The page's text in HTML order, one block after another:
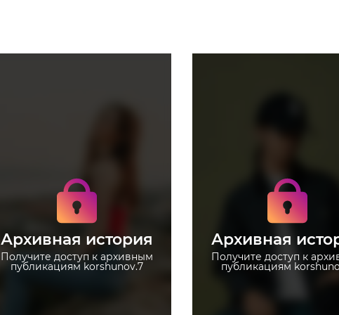
Архивная история
Получите доступ к архивным
публикациям korshunov.7
архивным историям
korshunov.7
Не отвлекайтесь на
рекламу
Загружайте истории без
ограничений
Архивная
Получите доступ к
публикациям
архивным историям
korshunov.7
Не отвлекайтесь на
рекламу
Загружайте
ограничений